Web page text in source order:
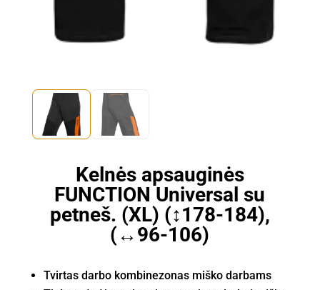
Kelnės apsauginės
FUNCTION Universal su
petneš. (XL) (↕178-184),
(↔96-106)
Tvirtas darbo kombinezonas miško darbams